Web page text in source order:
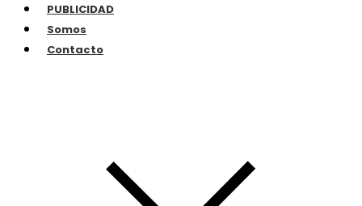
PUBLICIDAD
Somos
Contacto